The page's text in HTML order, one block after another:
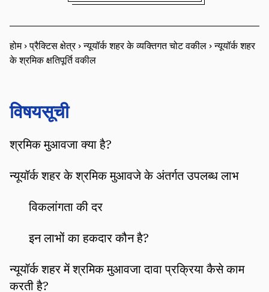
होम›प्रैक्टिस क्षेत्र›न्यूयॉर्क शहर के व्यक्तिगत चोट वकील ›न्यूयॉर्क शहर
के श्रमिक क्षतिपूर्ति वकील
विषयसूची
श्रमिक मुआवजा क्या है?
न्यूयॉर्क शहर के श्रमिक मुआवजे के अंतर्गत उपलब्ध लाभ
विकलांगता की दर
इन लाभों का हकदार कौन है?
न्यूयॉर्क शहर में श्रमिक मुआवजा दावा प्रक्रिया कैसे काम
करती है?